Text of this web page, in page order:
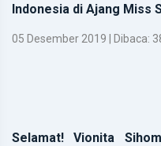
Indonesia di Ajang Miss
05 Desember 2019 | Dibaca:
Selamat! Vionita